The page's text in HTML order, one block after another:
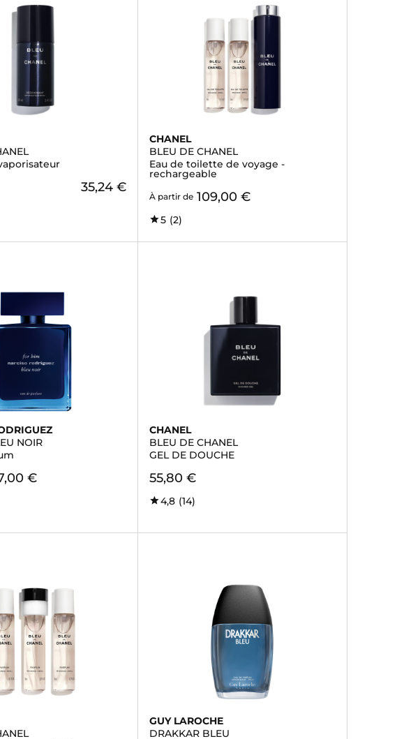
35,24 €
CHANEL
BLEU DE CHANEL
Eau de toilette de voyage -
rechargeable
À partir de 109,00 €
5 (2)
NOIR
€
CHANEL
BLEU DE CHANEL
GEL DE DOUCHE
55,80 €
4,8 (14)
GUY LAROCHE
DRAKKAR BLEU